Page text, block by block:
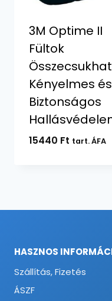
3M Optime II
Fültok
Kényelmes és
Biztonságos
15440 Ft tart. ÁFA
HASZNOS
Szállítás, Fizetés
ÁSZF